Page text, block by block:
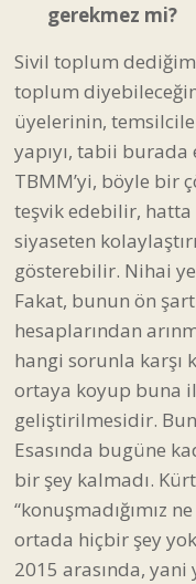
gerekmez mi?
Sivil toplum
toplum
üyelerinin,
yapıyı, tabii
TBMM’yi, böyle bir
teşvik edebilir, hatta
siyaseten
gösterebilir. Nihai
Fakat, bunun ön
hesaplarından
hangi sorunla karşı
ortaya koyup buna
geliştirilmesidir.
Esasında bugüne
bir şey kalmadı.
“konuşmadığımız
ortada hiçbir şey
2015 arasında,